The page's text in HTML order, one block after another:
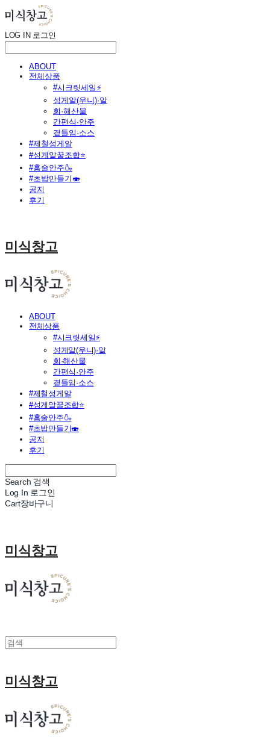
LOG IN 로그인
ABOUT
전체상품
#시크릿세일⚡
성게알(우니)·알
회·해산물
간편식·안주
곁들임·소스
#제철성게알
#성게알꿀조합⭐
#홈술안주🍶
#초밥만들기🍣
공지
후기
미식창고
ABOUT
전체상품
#시크릿세일⚡
성게알(우니)·알
회·해산물
간편식·안주
곁들임·소스
#제철성게알
#성게알꿀조합⭐
#홈술안주🍶
#초밥만들기🍣
공지
후기
Search 검색
Log In 로그인
Cart장바구니
미식창고
미식창고